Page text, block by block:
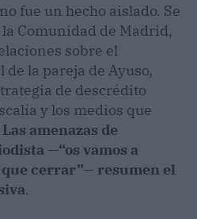
fue un hecho aislado. Se
Comunidad de Madrid,
sobre el
la pareja de Ayuso,
de descrédito
y los medios que
Las amenazas de
—“os vamos a
cerrar”— resumen el
.